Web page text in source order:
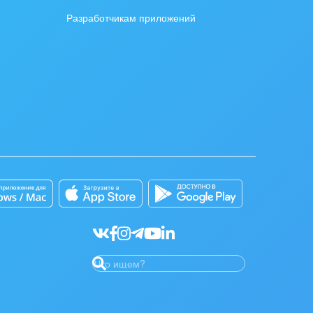
Разработчикам приложений